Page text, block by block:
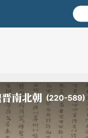
南北朝 (220-589)